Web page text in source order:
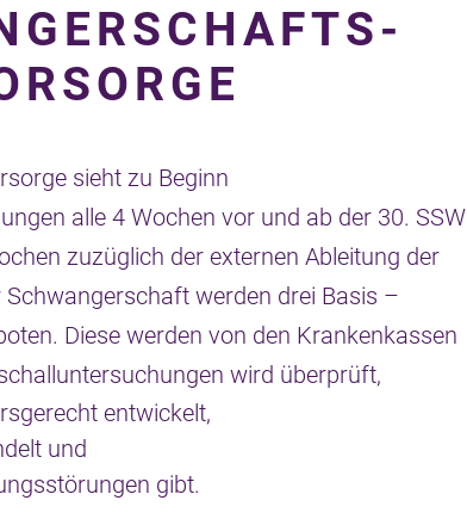
sieht zu Beginn
alle 4 Wochen vor und ab der 30. SSW
zuzüglich der externen Ableitung der
werden drei Basis –
Diese werden von den Krankenkassen
wird überprüft,
entwickelt,
und
gibt.